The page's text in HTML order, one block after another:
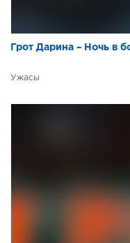
Грот Дарина – Ночь в
Ужасы